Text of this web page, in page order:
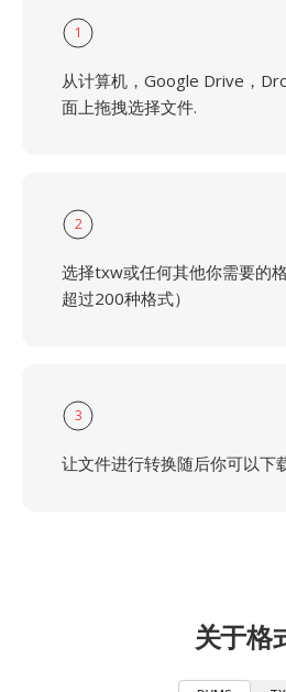
1
从计算机，Google Drive，
面上拖拽选择文件.
2
选择txw或任何其他你需要的
超过200种格式）
3
让文件进行转换随后你可以下
关于格